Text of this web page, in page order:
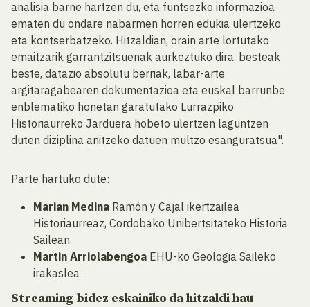
analisia barne hartzen du, eta funtsezko informazioa
ematen du ondare nabarmen horren edukia ulertzeko
eta kontserbatzeko. Hitzaldian, orain arte lortutako
emaitzarik garrantzitsuenak aurkeztuko dira, besteak
beste, datazio absolutu berriak, labar-arte
argitaragabearen dokumentazioa eta euskal barrunbe
enblematiko honetan garatutako Lurrazpiko
Historiaurreko Jarduera hobeto ulertzen laguntzen
duten diziplina anitzeko datuen multzo esanguratsua".
Parte hartuko dute:
Marian Medina Ramón y Cajal ikertzailea
Historiaurreaz, Cordobako Unibertsitateko Historia
Sailean
Martin Arriolabengoa EHU-ko Geologia Saileko
irakaslea
Streaming bidez eskainiko da hitzaldi hau